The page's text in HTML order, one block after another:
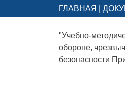
ГЛАВНАЯ
"Учебно-
обороне,
безопасности